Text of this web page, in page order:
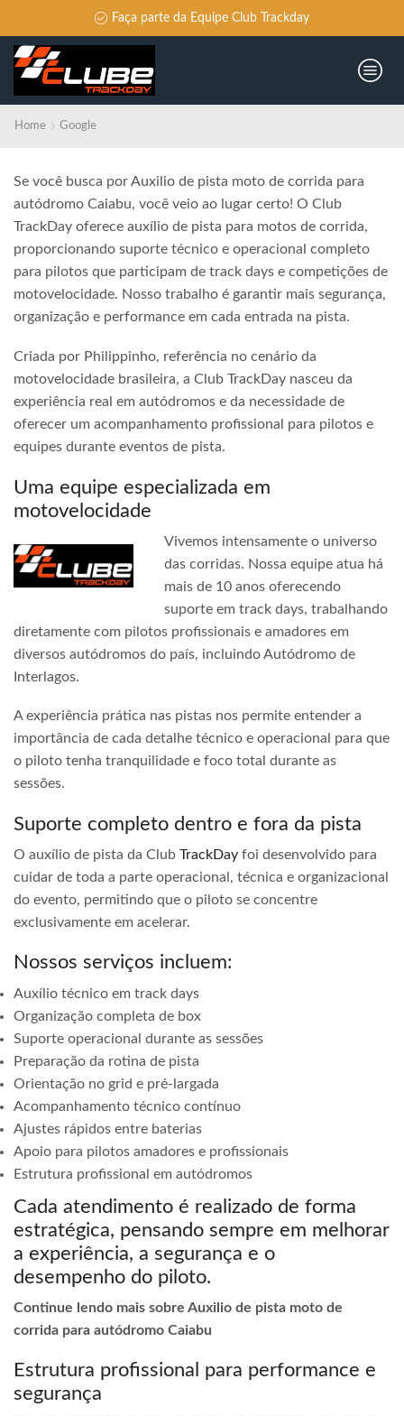
Faça parte da Equipe Club Trackday
Home Google
Se você busca por Auxilio de pista moto de corrida para
autódromo Caiabu, você veio ao lugar certo! O Club
TrackDay oferece auxílio de pista para motos de corrida,
proporcionando suporte técnico e operacional completo
para pilotos que participam de track days e competições de
motovelocidade. Nosso trabalho é garantir mais segurança,
organização e performance em cada entrada na pista.
Criada por Philippinho, referência no cenário da
motovelocidade brasileira, a Club TrackDay nasceu da
experiência real em autódromos e da necessidade de
oferecer um acompanhamento profissional para pilotos e
equipes durante eventos de pista.
Uma equipe especializada em
motovelocidade
Vivemos intensamente o universo
das corridas. Nossa equipe atua há
mais de 10 anos oferecendo
suporte em track days, trabalhando
diretamente com pilotos profissionais e amadores em
diversos autódromos do país, incluindo Autódromo de
Interlagos.
A experiência prática nas pistas nos permite entender a
importância de cada detalhe técnico e operacional para que
o piloto tenha tranquilidade e foco total durante as
sessões.
Suporte completo dentro e fora da pista
O auxílio de pista da Club TrackDay foi desenvolvido para
cuidar de toda a parte operacional, técnica e organizacional
do evento, permitindo que o piloto se concentre
exclusivamente em acelerar.
Nossos serviços incluem:
Auxílio técnico em track days
Organização completa de box
Suporte operacional durante as sessões
Preparação da rotina de pista
Orientação no grid e pré-largada
Acompanhamento técnico contínuo
Ajustes rápidos entre baterias
Apoio para pilotos amadores e profissionais
Estrutura profissional em autódromos
Cada atendimento é realizado de forma
estratégica, pensando sempre em melhorar
a experiência, a segurança e o
desempenho do piloto.
Continue lendo mais sobre Auxilio de pista moto de
corrida para autódromo Caiabu
Estrutura profissional para performance e
segurança